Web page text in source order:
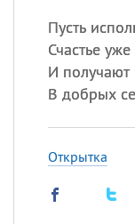
Пусть
Счастье
И получают
В добрых
Открытка